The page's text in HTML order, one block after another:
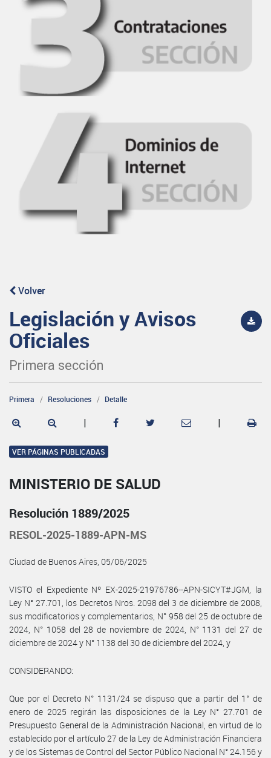
Volver
Legislación y Avisos
Oficiales
Primera sección
Primera Resoluciones Detalle
| |
VER PÁGINAS PUBLICADAS
MINISTERIO DE SALUD
Resolución 1889/2025
RESOL-2025-1889-APN-MS
Ciudad de Buenos Aires, 05/06/2025
VISTO el Expediente Nº EX-2025-21976786--APN-SICYT#JGM, la
Ley N° 27.701, los Decretos Nros. 2098 del 3 de diciembre de 2008,
sus modificatorios y complementarios, N° 958 del 25 de octubre de
2024, N° 1058 del 28 de noviembre de 2024, N° 1131 del 27 de
diciembre de 2024 y N° 1138 del 30 de diciembre del 2024, y
CONSIDERANDO:
Que por el Decreto N° 1131/24 se dispuso que a partir del 1° de
enero de 2025 regirán las disposiciones de la Ley N° 27.701 de
Presupuesto General de la Administración Nacional, en virtud de lo
establecido por el artículo 27 de la Ley de Administración Financiera
y de los Sistemas de Control del Sector Público Nacional N° 24.156 y